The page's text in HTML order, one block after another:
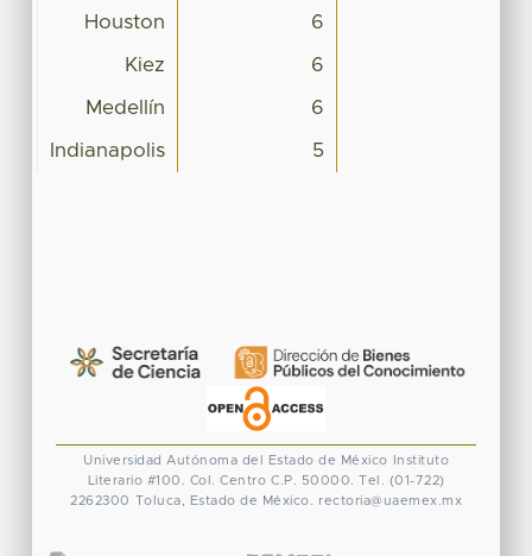
Houston 6
Kiez 6
Medellín 6
Indianapolis 5
Universidad Autónoma del Estado de México
Instituto
Literario #100. Col. Centro C.P. 50000. Tel. (01-722)
2262300 Toluca, Estado de México. rectoria@uaemex.mx